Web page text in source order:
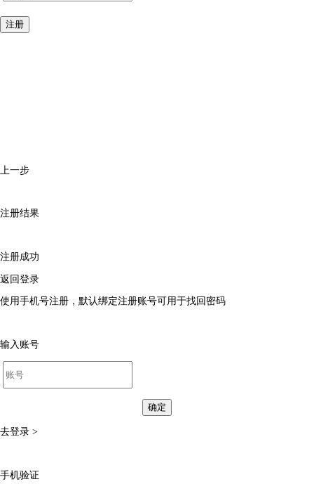
注册
上一步
注册结果
注册成功
返回登录
使用手机号注册，默认绑定注册账号可用于找回密码
输入账号
确定
去登录 >
手机验证